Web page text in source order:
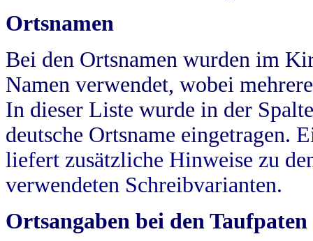
Ortsnamen
Bei den Ortsnamen wurden im
Namen verwendet, wobei
In dieser Liste wurde in der
deutsche Ortsname eingetragen.
liefert zusätzliche Hinweise zu
verwendeten Schreibvarianten.
Ortsangaben bei den Taufpaten